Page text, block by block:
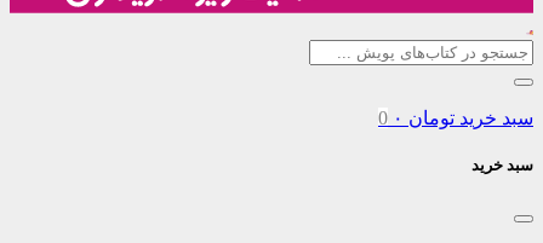
سبد خرید تومان 0
سبد خرید